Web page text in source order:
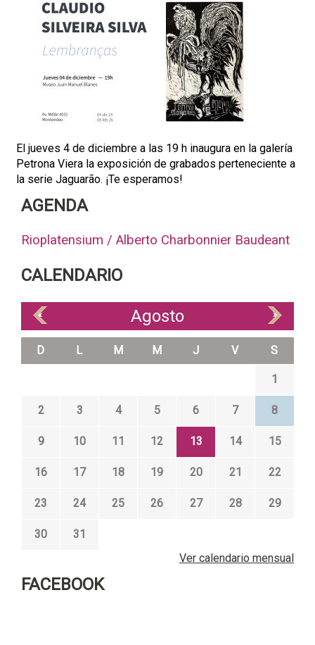
El jueves 4 de diciembre a las 19 h inaugura en la galería
Petrona Viera la exposición de grabados perteneciente a
la serie Jaguarão. ¡Te esperamos!
AGENDA
Rioplatensium / Alberto Charbonnier Baudeant
CALENDARIO
Agosto
« »
D L M M J V S
1
2 3 4 5 6 7 8
9 10 11 12 13 14 15
16 17 18 19 20 21 22
23 24 25 26 27 28 29
30
31
Ver calendario mensual
FACEBOOK